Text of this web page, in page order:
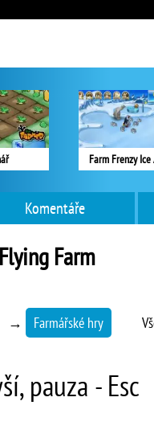
Farm Frenzy Ice
Komentáře
Farm
→ Farmářské hry
pauza - Esc